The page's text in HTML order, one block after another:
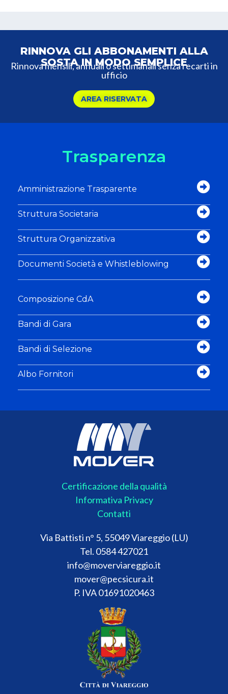
RINNOVA GLI ABBONAMENTI ALLA
SOSTA IN MODO SEMPLICE
Rinnova mensili, annuali o settimanali senza recarti in
ufficio
AREA RISERVATA
Trasparenza
Amministrazione Trasparente
Struttura Societaria
Struttura Organizzativa
Documenti Società e Whistleblowing
Composizione CdA
Bandi di Gara
Bandi di Selezione
Albo Fornitori
Certificazione della qualità
Informativa Privacy
Contatti
Via Battisti n° 5, 55049 Viareggio (LU)
Tel. 0584 427021
info@moverviareggio.it
mover@pecsicura.it
P. IVA 01691020463